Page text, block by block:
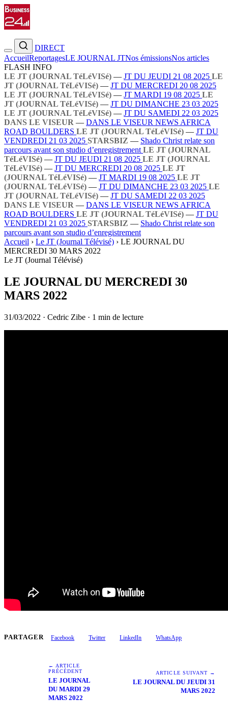
DIRECT
AccueilReportagesLE JOURNAL JTNos émissionsNos articles
FLASH INFO
LE JT (JOURNAL TéLéVISé) — JT DU JEUDI 21 08 2025 LE
JT (JOURNAL TéLéVISé) — JT DU MERCREDI 20 08 2025
LE JT (JOURNAL TéLéVISé) — JT MARDI 19 08 2025 LE
JT (JOURNAL TéLéVISé) — JT DU DIMANCHE 23 03 2025
LE JT (JOURNAL TéLéVISé) — JT DU SAMEDI 22 03 2025
DANS LE VISEUR — DANS LE VISEUR NEWS AFRICA
ROAD BOULDERS LE JT (JOURNAL TéLéVISé) — JT DU
VENDREDI 21 03 2025 STARSBIZ — Shado Christ relate son
parcours avant son studio d’enregistrement LE JT (JOURNAL
TéLéVISé) — JT DU JEUDI 21 08 2025 LE JT (JOURNAL
TéLéVISé) — JT DU MERCREDI 20 08 2025 LE JT
(JOURNAL TéLéVISé) — JT MARDI 19 08 2025 LE JT
(JOURNAL TéLéVISé) — JT DU DIMANCHE 23 03 2025 LE
JT (JOURNAL TéLéVISé) — JT DU SAMEDI 22 03 2025
DANS LE VISEUR — DANS LE VISEUR NEWS AFRICA
ROAD BOULDERS LE JT (JOURNAL TéLéVISé) — JT DU
VENDREDI 21 03 2025 STARSBIZ — Shado Christ relate son
parcours avant son studio d’enregistrement
Accueil › Le JT (Journal Télévisé) › LE JOURNAL DU
MERCREDI 30 MARS 2022
Le JT (Journal Télévisé)
LE JOURNAL DU MERCREDI 30
MARS 2022
31/03/2022 · Cedric Zibe · 1 min de lecture
PARTAGER Facebook Twitter LinkedIn WhatsApp
← ARTICLE
PRÉCÉDENT
LE JOURNAL
DU MARDI 29
MARS 2022
ARTICLE SUIVANT →
LE JOURNAL DU JEUDI 31
MARS 2022